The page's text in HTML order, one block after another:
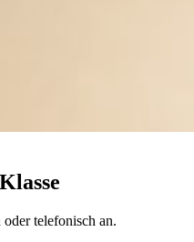
telefonisch an.